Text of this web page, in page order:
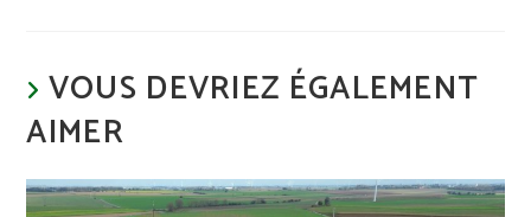
VOUS DEVRIEZ ÉGALEMENT
AIMER